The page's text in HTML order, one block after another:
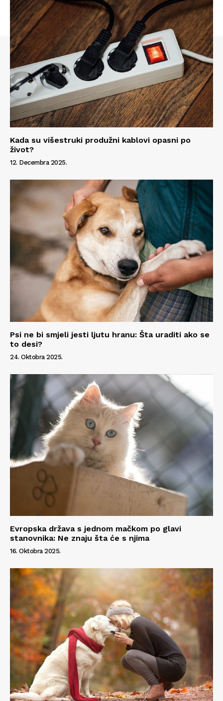
O nama
Kontakt
Kada su višestruki produžni kablovi opasni po
život?
12. Decembra 2025.
Psi ne bi smjeli jesti ljutu hranu: Šta uraditi ako se
to desi?
24. Oktobra 2025.
Evropska država s jednom mačkom po glavi
stanovnika: Ne znaju šta će s njima
16. Oktobra 2025.